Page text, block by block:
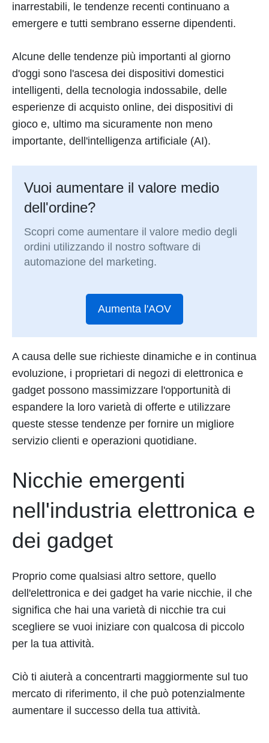
inarrestabili, le tendenze recenti continuano a
emergere e tutti sembrano esserne dipendenti.
Alcune delle tendenze più importanti al giorno
d'oggi sono l'ascesa dei dispositivi domestici
intelligenti, della tecnologia indossabile, delle
esperienze di acquisto online, dei dispositivi di
gioco e, ultimo ma sicuramente non meno
importante, dell'intelligenza artificiale (AI).
Vuoi aumentare il valore medio
dell'ordine?
Scopri come aumentare il valore medio degli
ordini utilizzando il nostro software di
automazione del marketing.
Aumenta l'AOV
A causa delle sue richieste dinamiche e in continua
evoluzione, i proprietari di negozi di elettronica e
gadget possono massimizzare l'opportunità di
espandere la loro varietà di offerte e utilizzare
queste stesse tendenze per fornire un migliore
servizio clienti e operazioni quotidiane.
Nicchie emergenti
nell'industria elettronica e
dei gadget
Proprio come qualsiasi altro settore, quello
dell'elettronica e dei gadget ha varie nicchie, il che
significa che hai una varietà di nicchie tra cui
scegliere se vuoi iniziare con qualcosa di piccolo
per la tua attività.
Ciò ti aiuterà a concentrarti maggiormente sul tuo
mercato di riferimento, il che può potenzialmente
aumentare il successo della tua attività.